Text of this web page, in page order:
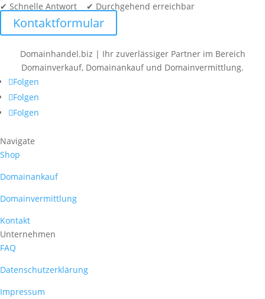
✔ Schnelle Antwort ✔ Durchgehend erreichbar
Kontaktformular
Domainhandel.biz | Ihr zuverlässiger Partner im Bereich
Domainverkauf, Domainankauf und Domainvermittlung.
Folgen
Folgen
Folgen
Navigate
Shop
Domainankauf
Domainvermittlung
Kontakt
Unternehmen
FAQ
Datenschutzerklärung
Impressum